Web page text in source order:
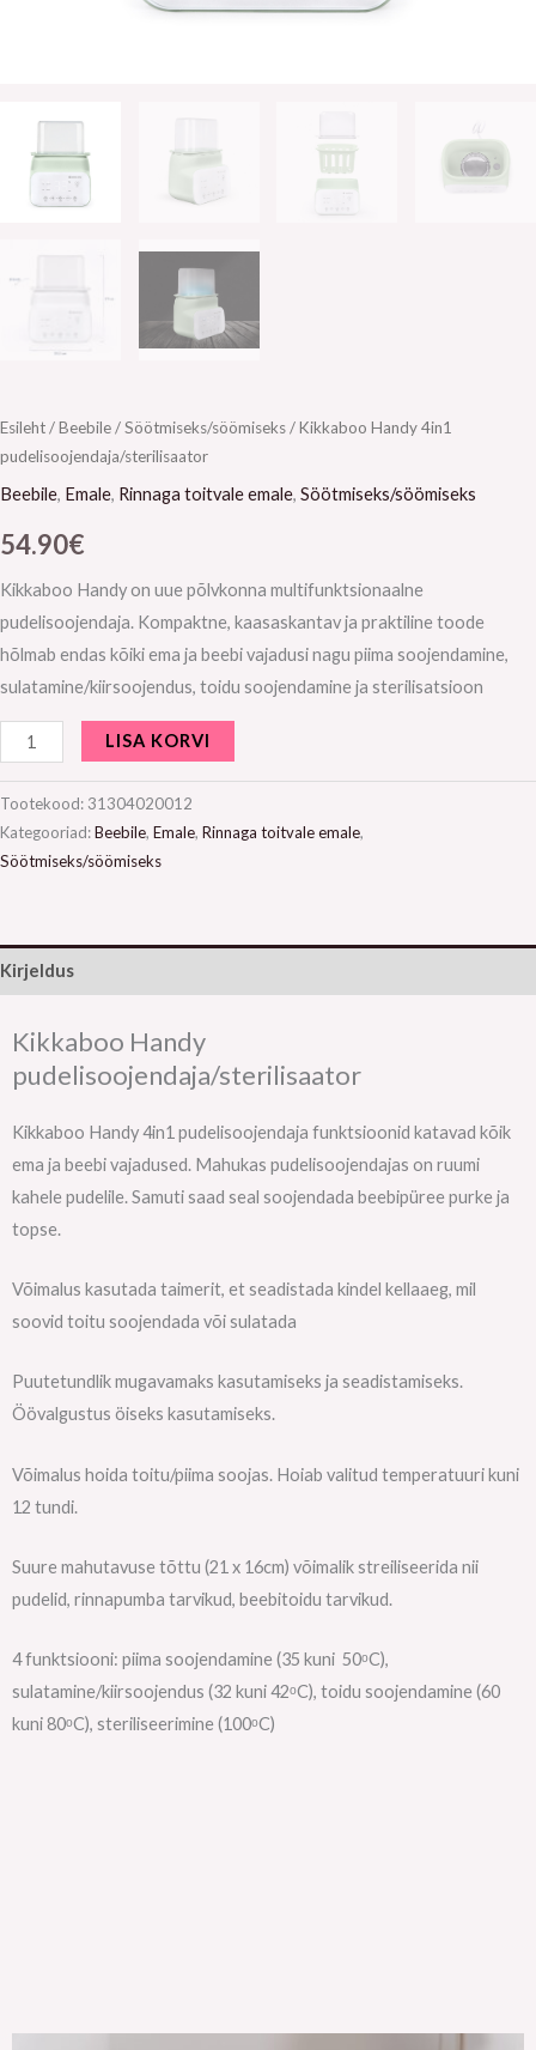
Esileht/Beebile/Söötmiseks/söömiseks/ Kikkaboo Handy 4in1
pudelisoojendaja/sterilisaator
Beebile, Emale, Rinnaga toitvale emale, Söötmiseks/söömiseks
54.90€
Kikkaboo Handy on uue põlvkonna multifunktsionaalne
pudelisoojendaja. Kompaktne, kaasaskantav ja praktiline toode
hõlmab endas kõiki ema ja beebi vajadusi nagu piima soojendamine,
sulatamine/kiirsoojendus, toidu soojendamine ja sterilisatsioon
LISA KORVI
Tootekood: 31304020012
Kategooriad:Beebile, Emale, Rinnaga toitvale emale,
Söötmiseks/söömiseks
Kirjeldus
Kikkaboo Handy
pudelisoojendaja/sterilisaator
Kikkaboo Handy 4in1 pudelisoojendaja funktsioonid katavad kõik
ema ja beebi vajadused. Mahukas pudelisoojendajas on ruumi
kahele pudelile. Samuti saad seal soojendada beebipüree purke ja
topse.
Võimalus kasutada taimerit, et seadistada kindel kellaaeg, mil
soovid toitu soojendada või sulatada
Puutetundlik mugavamaks kasutamiseks ja seadistamiseks.
Öövalgustus öiseks kasutamiseks.
Võimalus hoida toitu/piima soojas. Hoiab valitud temperatuuri kuni
12 tundi.
Suure mahutavuse tõttu (21 x 16cm) võimalik streiliseerida nii
pudelid, rinnapumba tarvikud, beebitoidu tarvikud.
4 funktsiooni: piima soojendamine (35 kuni 50ᵒC),
sulatamine/kiirsoojendus (32 kuni 42ᵒC), toidu soojendamine (60
kuni 80ᵒC), steriliseerimine (100ᵒC)